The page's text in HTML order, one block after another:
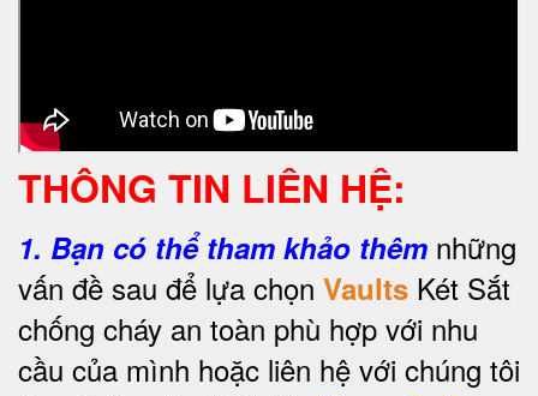
THÔNG TIN LIÊN HỆ:
1. Bạn có thể tham khảo thêm những
vấn đề sau để lựa chọn Vaults Két Sắt
chống cháy an toàn phù hợp với nhu
cầu của mình hoặc liên hệ với chúng tôi